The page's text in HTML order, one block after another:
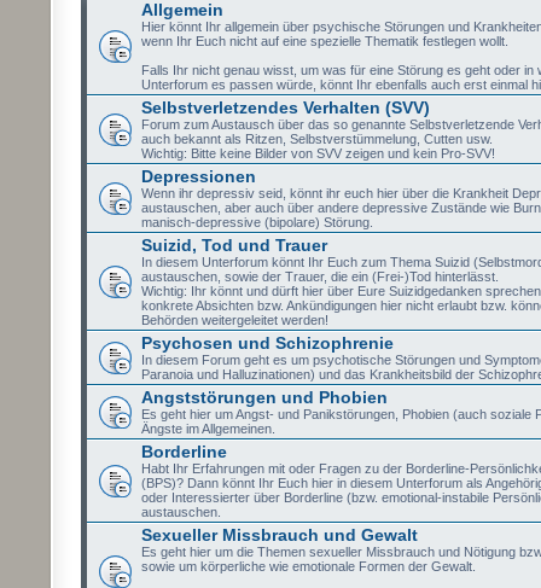
Allgemein
Hier könnt Ihr allgemein über psychische Störungen und
wenn Ihr Euch nicht auf eine spezielle Thematik festlegen wollt.
Falls Ihr nicht genau wisst, um was für eine Störung es geht oder in
Unterforum es passen würde, könnt Ihr ebenfalls auch erst einmal
Selbstverletzendes Verhalten (SVV)
Forum zum Austausch über das so genannte Selbstverletzende
auch bekannt als Ritzen, Selbstverstümmelung, Cutten usw.
Wichtig: Bitte keine Bilder von SVV zeigen und kein Pro-SVV!
Depressionen
Wenn ihr depressiv seid, könnt ihr euch hier über die Krankheit
austauschen, aber auch über andere depressive Zustände wie
manisch-depressive (bipolare) Störung.
Suizid, Tod und Trauer
In diesem Unterforum könnt Ihr Euch zum Thema Suizid
austauschen, sowie der Trauer, die ein (Frei-)Tod hinterlässt.
Wichtig: Ihr könnt und dürft hier über Eure Suizidgedanken
konkrete Absichten bzw. Ankündigungen hier nicht erlaubt bzw.
Behörden weitergeleitet werden!
Psychosen und Schizophrenie
In diesem Forum geht es um psychotische Störungen und
Paranoia und Halluzinationen) und das Krankheitsbild der
Angststörungen und Phobien
Es geht hier um Angst- und Panikstörungen, Phobien (auch soziale
Ängste im Allgemeinen.
Borderline
Habt Ihr Erfahrungen mit oder Fragen zu der Borderline-
(BPS)? Dann könnt Ihr Euch hier in diesem Unterforum als
oder Interessierter über Borderline (bzw. emotional-instabile
austauschen.
Sexueller Missbrauch und Gewalt
Es geht hier um die Themen sexueller Missbrauch und Nötigung
sowie um körperliche wie emotionale Formen der Gewalt.